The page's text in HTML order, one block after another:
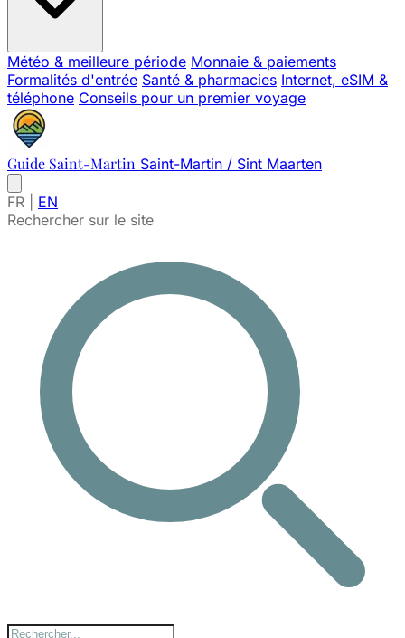
Météo & meilleure période Monnaie & paiements
Formalités d'entrée Santé & pharmacies Internet, eSIM &
téléphone Conseils pour un premier voyage
Guide Saint-Martin Saint-Martin / Sint Maarten
FR
EN
Rechercher sur le site